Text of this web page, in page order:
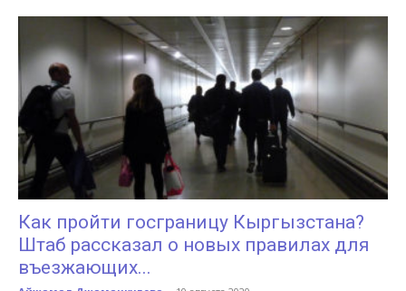
Как пройти госграницу Кыргызстана?
Штаб рассказал о новых правилах для
въезжающих...